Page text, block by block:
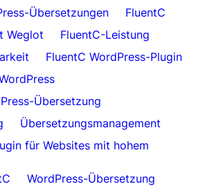
Übersetzungen
FluentC
Weglot
FluentC-Leistung
FluentC WordPress-Plugin
Übersetzung
Übersetzungsmanagement
für Websites mit hohem
WordPress-Übersetzung